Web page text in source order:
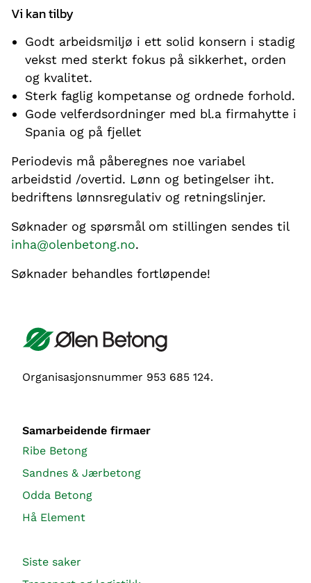
Vi kan tilby
Godt arbeidsmiljø i ett solid konsern i stadig
vekst med sterkt fokus på sikkerhet, orden
og kvalitet.
Sterk faglig kompetanse og ordnede forhold.
Gode velferdsordninger med bl.a firmahytte i
Spania og på fjellet
Periodevis må påberegnes noe variabel
arbeidstid /overtid. Lønn og betingelser iht.
bedriftens lønnsregulativ og retningslinjer.
Søknader og spørsmål om stillingen sendes til
inha@olenbetong.no.
Søknader behandles fortløpende!
Organisasjonsnummer 953 685 124.
Samarbeidende firmaer
Ribe Betong
Sandnes & Jærbetong
Odda Betong
Hå Element
Siste saker